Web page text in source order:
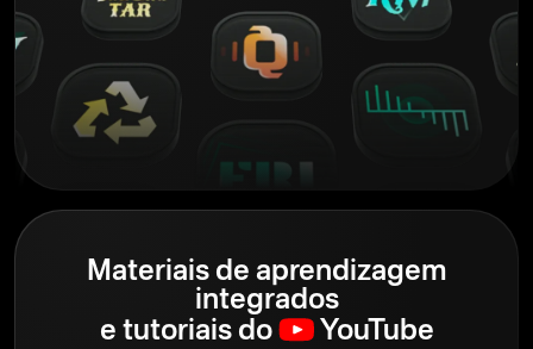
Materiais de aprendizagem
integrados
e tutoriais do YouTube